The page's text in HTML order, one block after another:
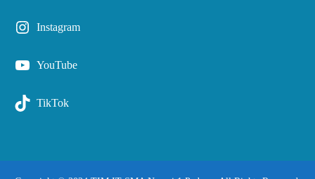
Instagram
YouTube
TikTok